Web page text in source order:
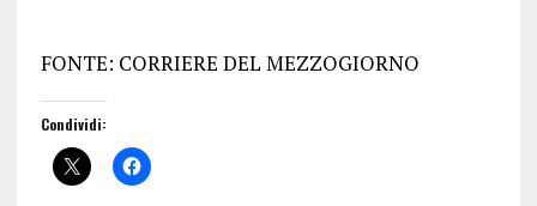
FONTE: CORRIERE DEL MEZZOGIORNO
Condividi: